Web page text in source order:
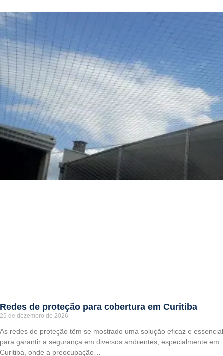
Redes de proteção para cobertura em Curitiba
25 de dezembro de 2026
As redes de proteção têm se mostrado uma solução eficaz e essencial
para garantir a segurança em diversos ambientes, especialmente em
Curitiba, onde a preocupação…